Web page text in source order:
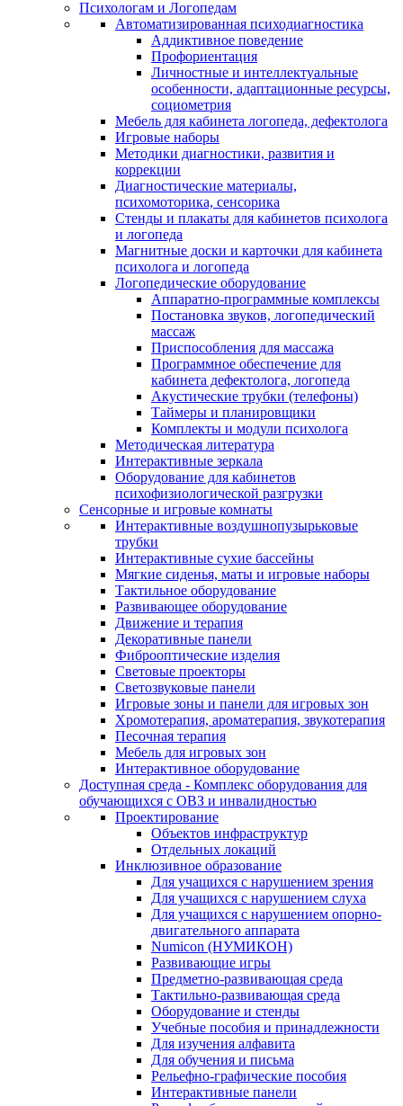
Психологам и Логопедам
Автоматизированная психодиагностика
Аддиктивное поведение
Профориентация
Личностные и интеллектуальные
особенности, адаптационные ресурсы,
социометрия
Мебель для кабинета логопеда, дефектолога
Игровые наборы
Методики диагностики, развития и
коррекции
Диагностические материалы,
психомоторика, сенсорика
Стенды и плакаты для кабинетов психолога
и логопеда
Магнитные доски и карточки для кабинета
психолога и логопеда
Логопедические оборудование
Аппаратно-программные комплексы
Постановка звуков, логопедический
массаж
Приспособления для массажа
Программное обеспечение для
кабинета дефектолога, логопеда
Акустические трубки (телефоны)
Таймеры и планировщики
Комплекты и модули психолога
Методическая литература
Интерактивные зеркала
Оборудование для кабинетов
психофизиологической разгрузки
Сенсорные и игровые комнаты
Интерактивные воздушнопузырьковые
трубки
Интерактивные сухие бассейны
Мягкие сиденья, маты и игровые наборы
Тактильное оборудование
Развивающее оборудование
Движение и терапия
Декоративные панели
Фиброоптические изделия
Световые проекторы
Светозвуковые панели
Игровые зоны и панели для игровых зон
Хромотерапия, ароматерапия, звукотерапия
Песочная терапия
Мебель для игровых зон
Интерактивное оборудование
Доступная среда - Комплекс оборудования для
обучающихся с ОВЗ и инвалидностью
Проектирование
Объектов инфраструктур
Отдельных локаций
Инклюзивное образование
Для учащихся с нарушением зрения
Для учащихся с нарушением слуха
Для учащихся с нарушением опорно-
двигательного аппарата
Numicon (НУМИКОН)
Развивающие игры
Предметно-развивающая среда
Тактильно-развивающая среда
Оборудование и стенды
Учебные пособия и принадлежности
Для изучения алфавита
Для обучения и письма
Рельефно-графические пособия
Интерактивные панели